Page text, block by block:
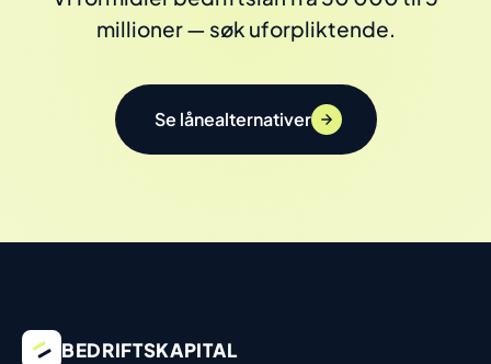
millioner — søk uforpliktende.
Se lånealternativer
BEDRIFTSKAPITAL